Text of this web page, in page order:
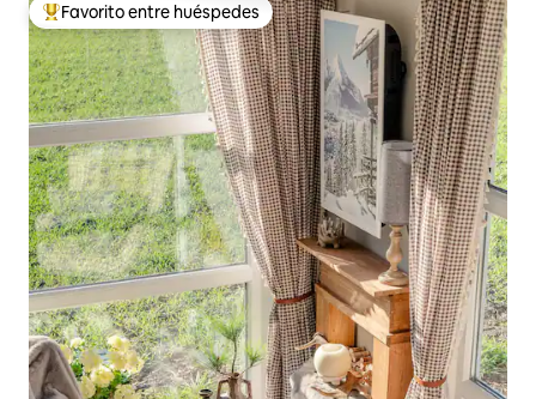
Favorito entre huéspedes preferido
Favorito entre huéspedes